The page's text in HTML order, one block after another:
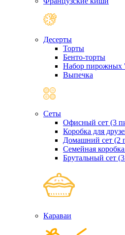
Десерты
Торты
Бенто-торты
Набор пирожных
Выпечка
Сеты
Офисный сет (3
Коробка для
Домашний сет (2
Семейная
Брутальный сет
Караваи